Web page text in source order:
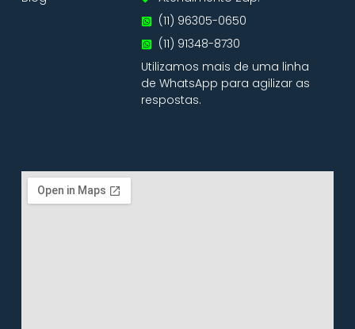
(11) 96305-0650
(11) 91348-8730
Utilizamos mais de uma linha
de WhatsApp para agilizar as
respostas.